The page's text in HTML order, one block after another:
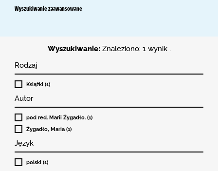
Wyszukiwanie zaawansowane
Wyszukiwanie: Znaleziono: 1 wynik .
Rodzaj
Książki (1)
Autor
pod red. Marii Żygadło. (1)
Żygadło, Maria (1)
Język
polski (1)